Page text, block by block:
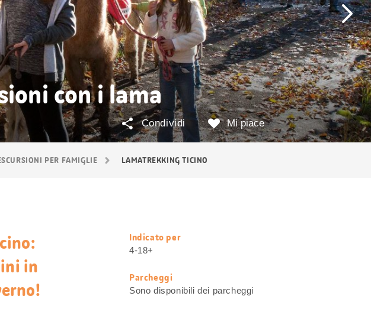
PER FAMIGLIE LAMATREKKING TICINO
con i lama
Mi piace
Condividi
in
Informazioni
utili
Indicato per
4-18+
Parcheggi
Sono disponibili dei parcheggi